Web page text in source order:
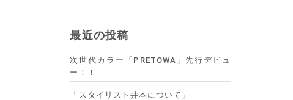
最近の投稿
次世代カラー「PRETOWA」先行デビュ
ー！！
「スタイリスト井本について」